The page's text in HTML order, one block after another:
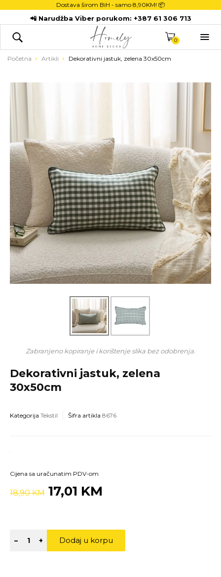
Dostava širom BiH - samo 8,90KM! 📦
📲 Narudžba Viber porukom: +387 61 306 713
0 
POČETNA
DEKORACIJE
KUHINJA
TEKSTIL
ODLAGANJE
Početna Artikli Dekorativni jastuk, zelena 30x50cm
Zabranjeno kopiranje i korištenje slika bez odobrenja.
Dekorativni jastuk, zelena
30x50cm
Kategorija Tekstil Šifra artikla 8676
Cijena sa uračunatim PDV-om
18,90 KM 17,01 KM
– + Dodaj u korpu